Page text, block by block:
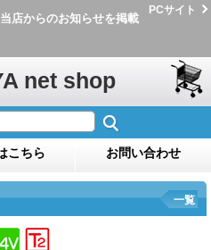
店からのお知らせを掲載
PCサイト
net shop
こちら お問い合わせ
一覧